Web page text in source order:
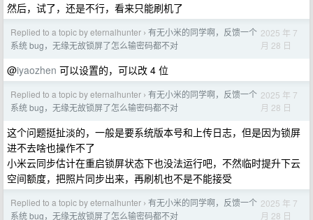
然后，试了，还是不行，看来只能刷机了
Replied to a topic by eternalhunter › 有无小米的同学啊，反馈一个
系统 bug，无缘无故锁屏了怎么输密码都不对
2025 年 7
月 28 日
@iyaozhen 可以设置的，可以改 4 位
Replied to a topic by eternalhunter › 有无小米的同学啊，反馈一个
系统 bug，无缘无故锁屏了怎么输密码都不对
2025 年 7
月 28 日
这个问题挺扯淡的，一般是要系统版本号和上传日志，但是因为锁屏
进不去啥也操作不了
小米云同步估计在重启锁屏状态下也没法运行吧，不然临时提升下云
空间额度，把照片同步出来，再刷机也不是不能接受
Replied to a topic by eternalhunter › 有无小米的同学啊，反馈一个
系统 bug，无缘无故锁屏了怎么输密码都不对
2025 年 7
月 28 日